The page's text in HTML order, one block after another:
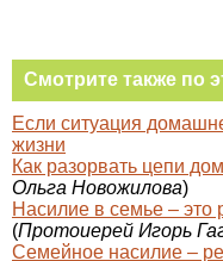
Смотрите также по
Если ситуация
жизни
Как разорвать цепи
Ольга Новожилова)
Насилие в семье – это
(Протоиерей Игорь
Семейное насилие –